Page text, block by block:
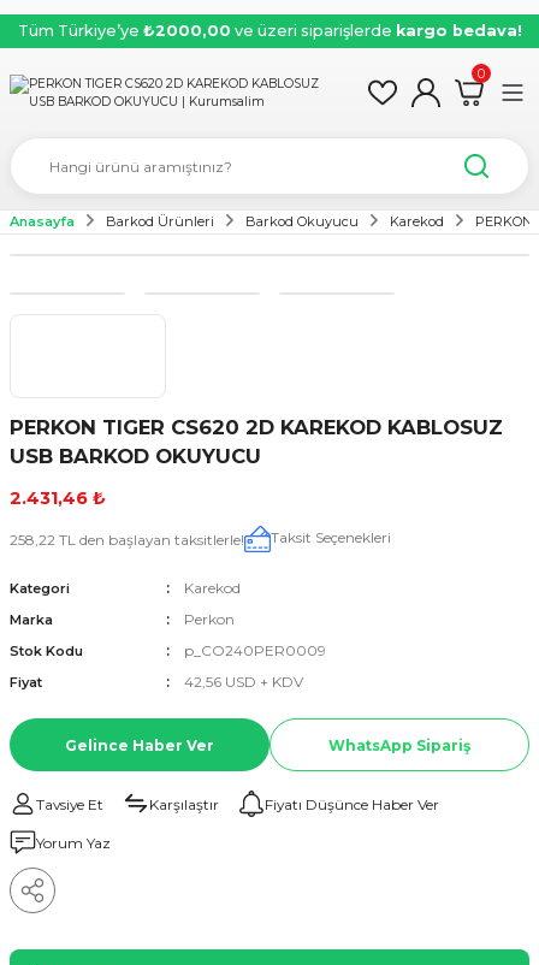
Tüm Türkiye’ye ₺2000,00 ve üzeri siparişlerde kargo bedava!
0
Anasayfa Barkod Ürünleri Barkod Okuyucu Karekod PERKON
PERKON TIGER CS620 2D KAREKOD KABLOSUZ
USB BARKOD OKUYUCU
2.431,46 ₺
258,22 TL den başlayan taksitlerle! Taksit Seçenekleri
Kategori Karekod
Marka Perkon
Stok Kodu p_CO240PER0009
Fiyat 42,56 USD + KDV
Gelince Haber Ver WhatsApp Sipariş
Tavsiye Et Karşılaştır Fiyatı Düşünce Haber Ver
Yorum Yaz